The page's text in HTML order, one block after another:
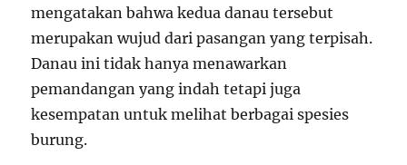
mengatakan bahwa kedua danau tersebut
merupakan wujud dari pasangan yang terpisah.
Danau ini tidak hanya menawarkan
pemandangan yang indah tetapi juga
kesempatan untuk melihat berbagai spesies
burung.